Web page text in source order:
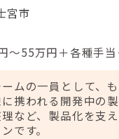
宮市
～55万円＋各種手
ムの一員として、
携われる開発中の
など、製品化を支
です。